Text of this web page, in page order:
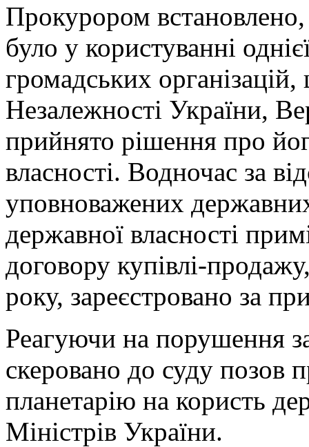
Прокурором
було у користуванні
громадських
Незалежності України,
прийнято рішення про
власності. Водночас за
уповноважених
державної власності
договору купівлі-
року, зареєстровано за
Реагуючи на порушення
скеровано до суду позов
планетарію на користь
Міністрів України.